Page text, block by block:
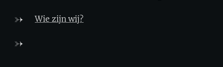
Wie zijn wij?